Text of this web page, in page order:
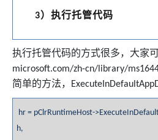
3）执行托管代码
执行托管代码的方式很多，大家
microsoft.com/zh-cn/library/
简单的方法，
hr = pClrRuntimeHost-
h,